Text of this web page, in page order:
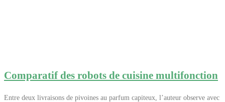
Comparatif des robots de cuisine multifonction
Entre deux livraisons de pivoines au parfum capiteux, l’auteur observe avec